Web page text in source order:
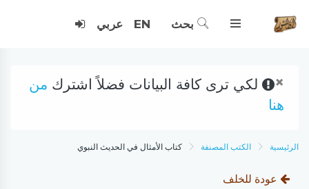
بحث EN عربي
× لكي ترى كافة البيانات فضلاً اشترك من
هنا
الرئيسية الكتب المصنفة كتاب الأمثال في الحديث النبوي
عودة للخلف